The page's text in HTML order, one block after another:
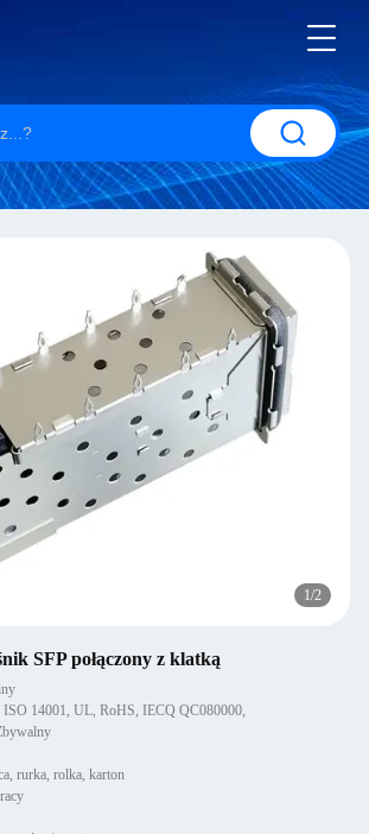
1/2
SFP połączony z klatką
14001, UL, RoHS, IECQ QC080000,
rurka, rolka, karton